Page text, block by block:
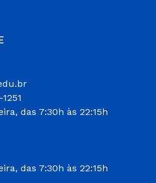
das 7:30h às 22:15h
das 7:30h às 22:15h